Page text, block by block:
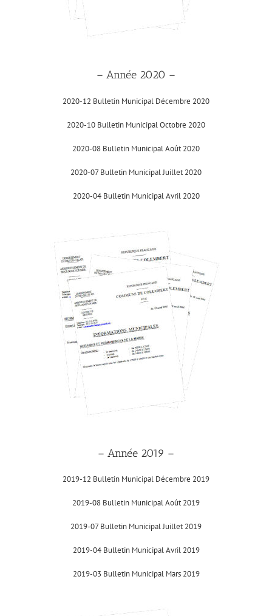
– Année 2020 –
2020-12 Bulletin Municipal Décembre 2020
2020-10 Bulletin Municipal Octobre 2020
2020-08 Bulletin Municipal Août 2020
2020-07 Bulletin Municipal Juillet 2020
2020-04 Bulletin Municipal Avril 2020
– Année 2019 –
2019-12 Bulletin Municipal Décembre 2019
2019-08 Bulletin Municipal Août 2019
2019-07 Bulletin Municipal Juillet 2019
2019-04 Bulletin Municipal Avril 2019
2019-03 Bulletin Municipal Mars 2019